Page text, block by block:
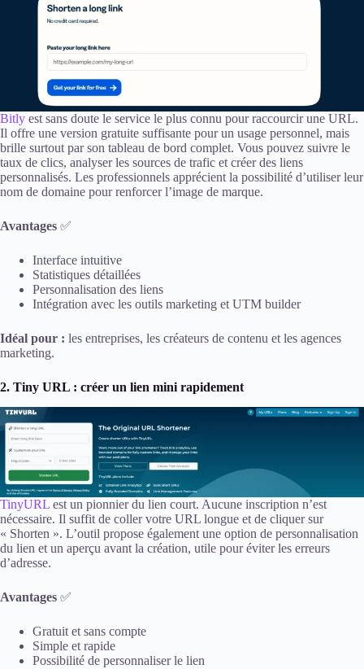
Bitly est sans doute le service le plus connu pour raccourcir une URL.
Il offre une version gratuite suffisante pour un usage personnel, mais
brille surtout par son tableau de bord complet. Vous pouvez suivre le
taux de clics, analyser les sources de trafic et créer des liens
personnalisés. Les professionnels apprécient la possibilité d’utiliser leur
nom de domaine pour renforcer l’image de marque.
Avantages ✅
Interface intuitive
Statistiques détaillées
Personnalisation des liens
Intégration avec les outils marketing et UTM builder
Idéal pour : les entreprises, les créateurs de contenu et les agences
marketing.
2. Tiny URL : créer un lien mini rapidement
TinyURL est un pionnier du lien court. Aucune inscription n’est
nécessaire. Il suffit de coller votre URL longue et de cliquer sur
« Shorten ». L’outil propose également une option de personnalisation
du lien et un aperçu avant la création, utile pour éviter les erreurs
d’adresse.
Avantages ✅
Gratuit et sans compte
Simple et rapide
Possibilité de personnaliser le lien